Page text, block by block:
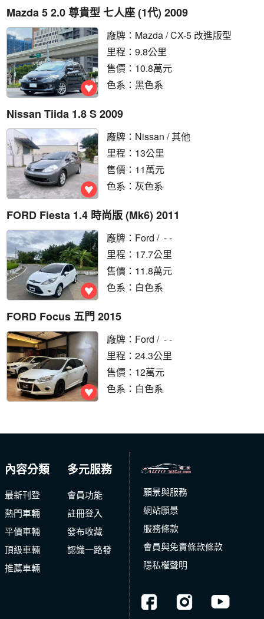
Mazda 5 2.0 尊貴型 七人座 (1代) 2009
廠牌： Mazda
/ CX-5 改進版型
里程：9.8公里
售價：10.8萬元
色系：黑色系
Nissan Tiida 1.8 S 2009
廠牌： Nissan / 其他
里程：13公里
售價：11萬元
色系：灰色系
FORD Fiesta 1.4 時尚版 (Mk6) 2011
廠牌： Ford / - -
里程：17.7公里
售價：11.8萬元
色系：白色系
FORD Focus 五門 2015
廠牌： Ford / - -
里程：24.3公里
售價：12萬元
色系：白色系
內容分類
最新刊登
熱門車輛
平價車輛
頂級車輛
推薦車輛
多元服務
會員功能
註冊登入
發布收藏
認識一路發
願景與服務
網站願景
服務條款
會員與免責條款條款
隱私權聲明